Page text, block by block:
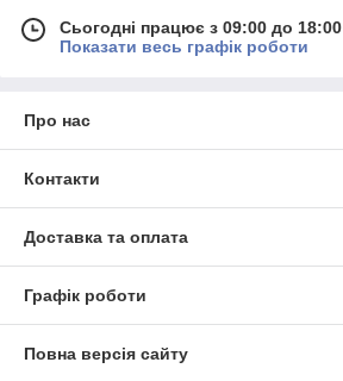
Сьогодні працює з 09:00 до 18:00
Показати весь графік роботи
Про нас
Контакти
Доставка та оплата
Графік роботи
Повна версія сайту